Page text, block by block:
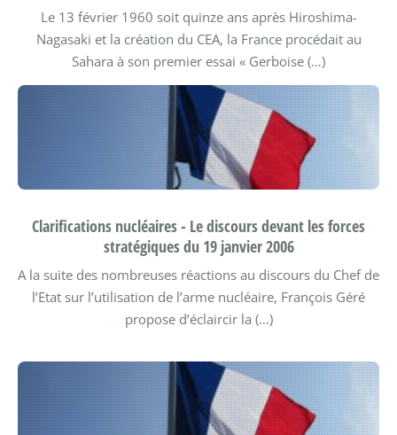
Le 13 février 1960 soit quinze ans après Hiroshima-
Nagasaki et la création du CEA, la France procédait au
Sahara à son premier essai « Gerboise (…)
Clarifications nucléaires - Le discours devant les forces
stratégiques du 19 janvier 2006
A la suite des nombreuses réactions au discours du Chef de
l’Etat sur l’utilisation de l’arme nucléaire, François Géré
propose d’éclaircir la (…)